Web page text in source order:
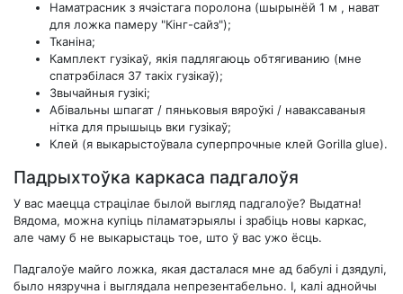
Наматрасник з ячэістага поролона (шырынёй 1 м , нават
для ложка памеру "Кінг-сайз");
Тканіна;
Камплект гузікаў, якія падлягаюць обтягиванию (мне
спатрэбілася 37 такіх гузікаў);
Звычайныя гузікі;
Абівальны шпагат / пяньковыя вяроўкі / наваксаваныя
нітка для прышыць вки гузікаў;
Клей (я выкарыстоўвала суперпрочные клей Gorilla glue).
Падрыхтоўка каркаса падгалоўя
У вас маецца страцілае былой выгляд падгалоўе? Выдатна!
Вядома, можна купіць піламатэрыялы і зрабіць новы каркас,
але чаму б не выкарыстаць тое, што ў вас ужо ёсць.
Падгалоўе майго ложка, якая дасталася мне ад бабулі і дзядулі,
было нязручна і выглядала непрезентабельно. І, калі аднойчы